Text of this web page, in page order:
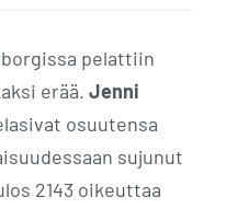
pelattiin
erää. Jenni
osuutensa
sujunut
2143 oikeuttaa